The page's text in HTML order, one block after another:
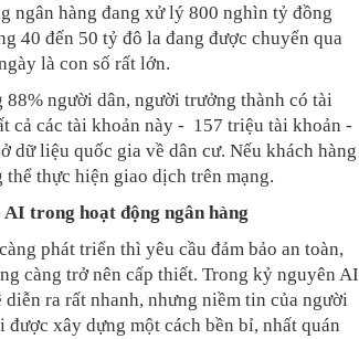
ngân hàng đang xử lý 800 nghìn tỷ đồng
40 đến 50 tỷ đô la đang được chuyển qua
là con số rất lớn.
88% người dân, người trưởng thành có tài
cả các tài khoản này - 157 triệu tài khoản -
dữ liệu quốc gia về dân cư. Nếu khách hàng
thực hiện giao dịch trên mạng.
trong hoạt động ngân hàng
phát triển thì yêu cầu đảm bảo an toàn,
càng trở nên cấp thiết. Trong kỷ nguyên AI
ra rất nhanh, nhưng niềm tin của người
được xây dựng một cách bền bỉ, nhất quán